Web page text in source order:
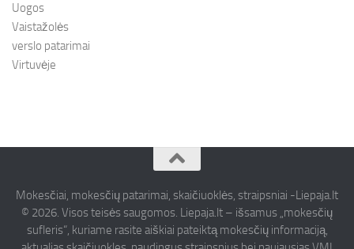
Uogos
Vaistažolės
verslo patarimai
Virtuvėje
Mokesčiai, mokesčių patarimai, skaičiuoklės, straipsniai -Liepaja.lt
© 2026. Visos teisės saugomos. Liepaja.lt – išsamus „mokesčių
sufleris“, kuriame rasite aiškiai pateiktą mokesčių informaciją,